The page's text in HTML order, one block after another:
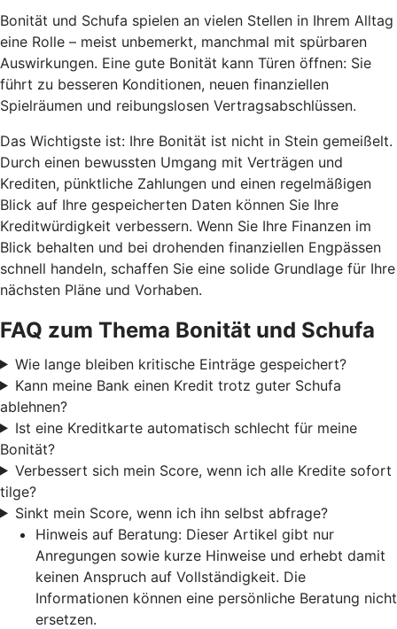
Bonität und Schufa spielen an vielen Stellen in Ihrem Alltag
eine Rolle – meist unbemerkt, manchmal mit spürbaren
Auswirkungen. Eine gute Bonität kann Türen öffnen: Sie
führt zu besseren Konditionen, neuen finanziellen
Spielräumen und reibungslosen Vertragsabschlüssen.
Das Wichtigste ist: Ihre Bonität ist nicht in Stein gemeißelt.
Durch einen bewussten Umgang mit Verträgen und
Krediten, pünktliche Zahlungen und einen regelmäßigen
Blick auf Ihre gespeicherten Daten können Sie Ihre
Kreditwürdigkeit verbessern. Wenn Sie Ihre Finanzen im
Blick behalten und bei drohenden finanziellen Engpässen
schnell handeln, schaffen Sie eine solide Grundlage für Ihre
nächsten Pläne und Vorhaben.
FAQ zum Thema Bonität und Schufa
Wie lange bleiben kritische Einträge gespeichert?
Kann meine Bank einen Kredit trotz guter Schufa
ablehnen?
Ist eine Kreditkarte automatisch schlecht für meine
Bonität?
Verbessert sich mein Score, wenn ich alle Kredite sofort
tilge?
Sinkt mein Score, wenn ich ihn selbst abfrage?
Hinweis auf Beratung: Dieser Artikel gibt nur
Anregungen sowie kurze Hinweise und erhebt damit
keinen Anspruch auf Vollständigkeit. Die
Informationen können eine persönliche Beratung nicht
ersetzen.